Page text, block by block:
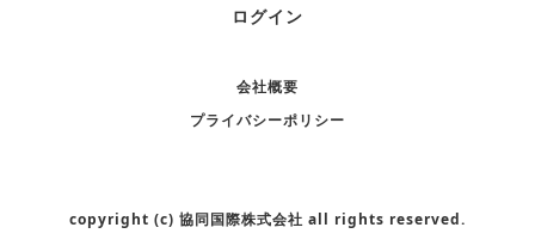
ログイン
会社概要
プライバシーポリシー
copyright (c) 協同国際株式会社 all rights reserved.